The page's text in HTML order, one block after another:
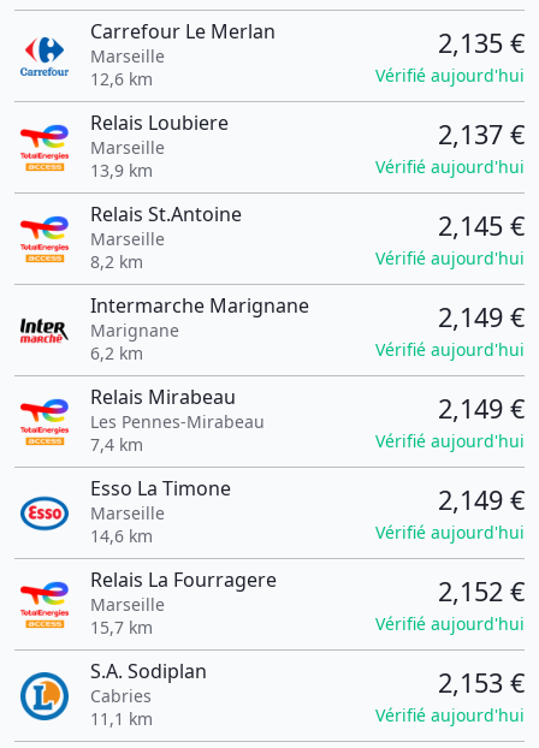
Carrefour Le Merlan
Marseille
12,6 km
2,135 €
Vérifié aujourd'hui
Relais Loubiere
Marseille
13,9 km
2,137 €
Vérifié aujourd'hui
Relais St.Antoine
Marseille
8,2 km
2,145 €
Vérifié aujourd'hui
Intermarche Marignane
Marignane
6,2 km
2,149 €
Vérifié aujourd'hui
Relais Mirabeau
Les Pennes-Mirabeau
7,4 km
2,149 €
Vérifié aujourd'hui
Esso La Timone
Marseille
14,6 km
2,149 €
Vérifié aujourd'hui
Relais La Fourragere
Marseille
15,7 km
2,152 €
Vérifié aujourd'hui
S.A. Sodiplan
Cabries
11,1 km
2,153 €
Vérifié aujourd'hui